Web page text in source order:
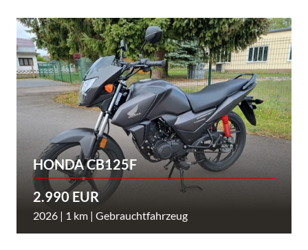
HONDA CB125F
2.990 EUR
2026 | 1 km | Gebrauchtfahrzeug